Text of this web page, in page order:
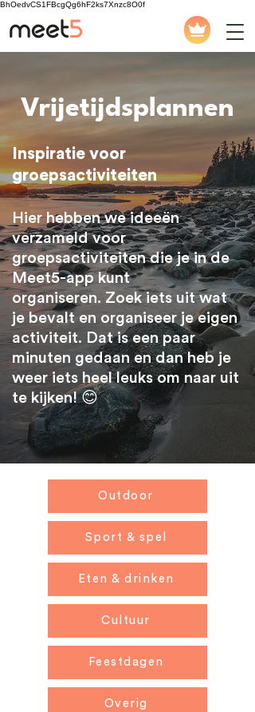
BhOedvCS1FBcgQg6hF2ks7Xnzc8O0f
Vrijetijdsplannen
Inspiratie voor
groepsactiviteiten
Hier hebben we ideeën
verzameld voor
groepsactiviteiten die je in de
Meet5-app kunt
organiseren. Zoek iets uit wat
je bevalt en organiseer je eigen
activiteit. Dat is een paar
minuten gedaan en dan heb je
weer iets heel leuks om naar uit
te kijken! 😊
Outdoor
Sport & spel
Eten & drinken
Cultuur
Feestdagen
Overig